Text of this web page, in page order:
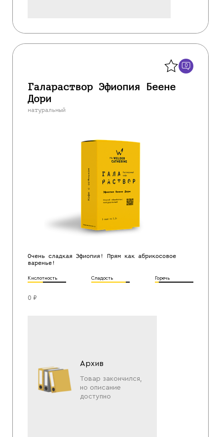
0
Галараствор Эфиопия Беене
Дори
натуральный
Очень сладкая Эфиопия! Прям как абрикосовое
варенье!
Кислотность Сладость Горечь
0 ₽
Архив
Товар закончился,
но описание
доступно